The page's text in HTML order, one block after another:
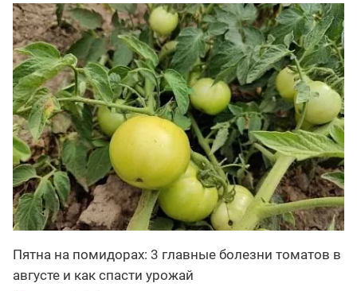
Пятна на помидорах: 3 главные болезни томатов в
августе и как спасти урожай